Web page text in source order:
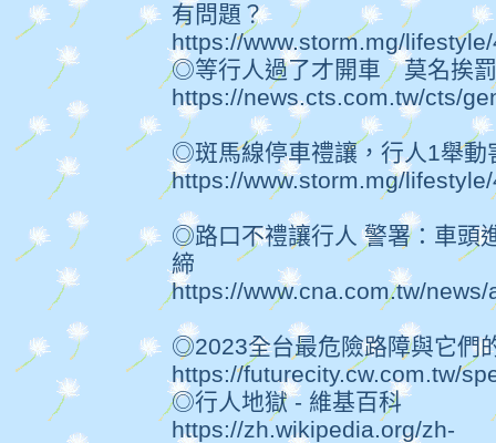
有問題？
https://www.storm.mg/
◎等行人過了才開車 莫名挨罰
https://news.cts.com.tw/cts/
◎斑馬線停車禮讓，行人1舉動
https://www.storm.mg/
◎路口不禮讓行人 警署：車頭
締
https://www.cna.com.tw/
◎2023全台最危險路障與它們
https://futurecity.cw.com.tw/
◎行人地獄 - 維基百科
https://zh.wikipedia.org/zh-